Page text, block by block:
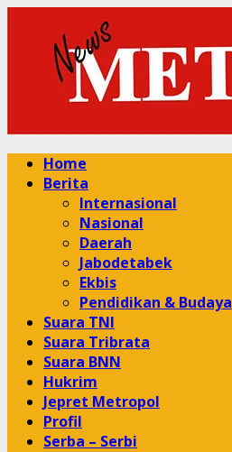
content
Primary
Menu
Home
Berita
Internasional
Nasional
Daerah
Jabodetabek
Ekbis
Pendidikan & Budaya
Suara TNI
Suara Tribrata
Suara BNN
Hukrim
Jepret Metropol
Profil
Serba – Serbi